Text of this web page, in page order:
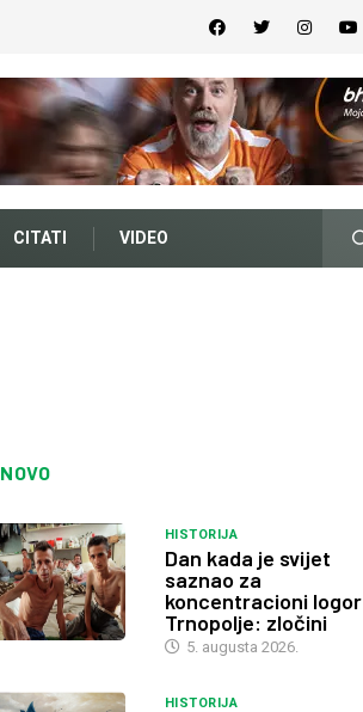
CITATI VIDEO
NOVO
HISTORIJA
Dan kada je svijet
saznao za
koncentracioni logor
Trnopolje: zločini
5. augusta 2026.
HISTORIJA